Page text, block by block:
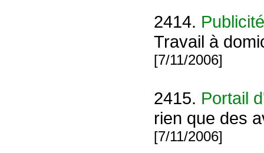
2414.
Travail à
[7/11/2006]
2415. Portail
rien que des
[7/11/2006]